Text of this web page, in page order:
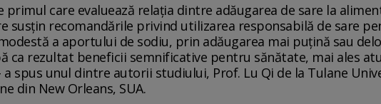
primul care evaluează relația dintre adăugarea de sare la
susțin recomandările privind utilizarea responsabilă de sare
a aportului de sodiu, prin adăugarea mai puțină sau
ca rezultat beneficii semnificative pentru sănătate, mai ales
a spus unul dintre autorii studiului, Prof. Lu Qi de la Tulane
din New Orleans, SUA.